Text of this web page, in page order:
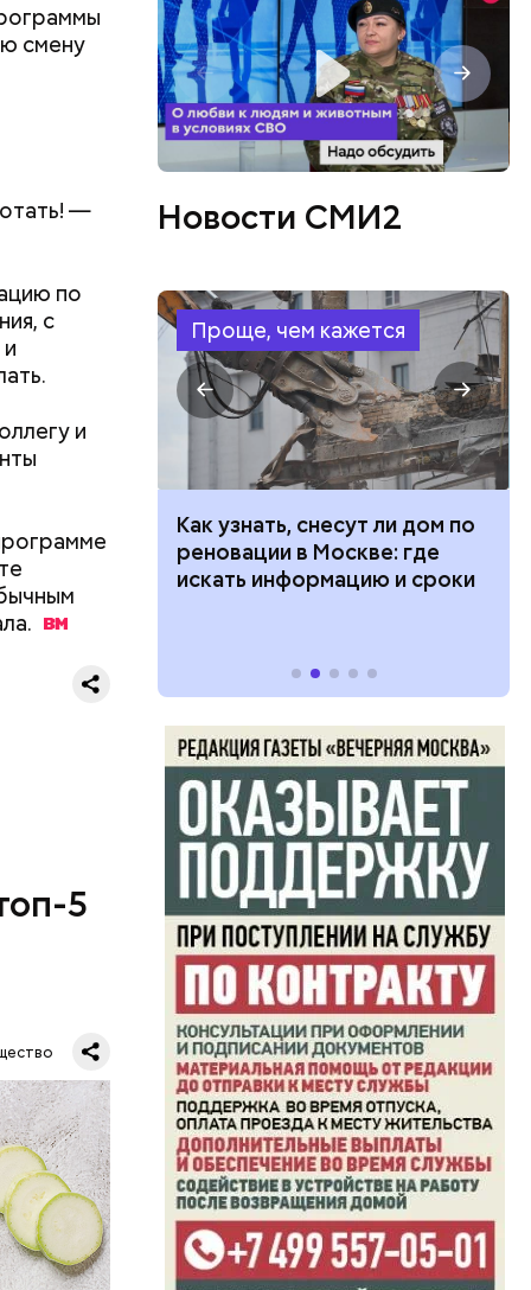
смену
—
по
с
и
5
Новости СМИ2
Проще, чем кажется
при
кто может
нужны
Как узнать, снесут ли дом по
реновации в Москве: где
искать информацию и сроки